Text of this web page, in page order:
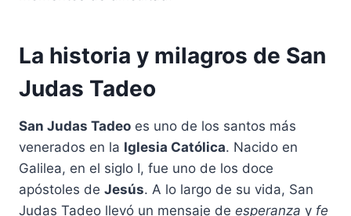
La historia y milagros de San
Judas Tadeo
San Judas Tadeo es uno de los santos más
venerados en la Iglesia Católica. Nacido en
Galilea, en el siglo I, fue uno de los doce
apóstoles de Jesús. A lo largo de su vida, San
Judas Tadeo llevó un mensaje de esperanza y fe